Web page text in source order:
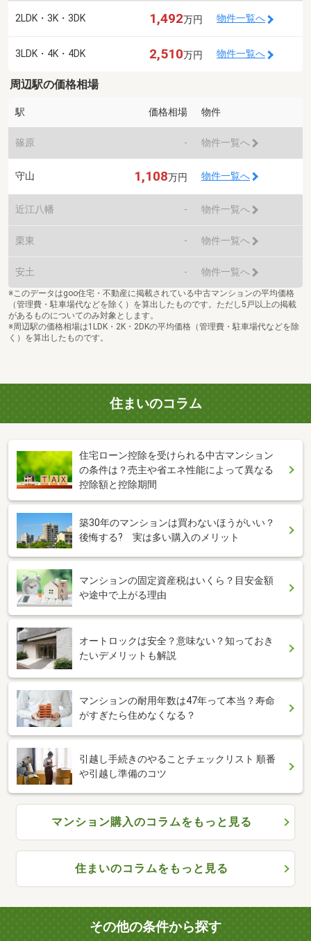
2LDK・3K・3DK 1,492万円 物件一覧へ
3LDK・4K・4DK 2,510万円 物件一覧へ
周辺駅の価格相場
駅 価格相場 物件
篠原 - 物件一覧へ
守山 1,108万円 物件一覧へ
近江八幡 - 物件一覧へ
栗東 - 物件一覧へ
安土 - 物件一覧へ
※このデータはgoo住宅・不動産に掲載されている中古マンションの平均価格
（管理費・駐車場代などを除く）を算出したものです。ただし5戸以上の掲載
があるものについてのみ対象とします。
※周辺駅の価格相場は1LDK・2K・2DKの平均価格（管理費・駐車場代などを除
く）を算出したものです。
住まいのコラム
住宅ローン控除を受けられる中古マンション
の条件は？売主や省エネ性能によって異なる
控除額と控除期間
築30年のマンションは買わないほうがいい？
後悔する? 実は多い購入のメリット
マンションの固定資産税はいくら？目安金額
や途中で上がる理由
オートロックは安全？意味ない？知っておき
たいデメリットも解説
マンションの耐用年数は47年って本当？寿命
がすぎたら住めなくなる？
引越し手続きのやることチェックリスト 順番
や引越し準備のコツ
マンション購入のコラムをもっと見る
住まいのコラムをもっと見る
その他の条件から探す